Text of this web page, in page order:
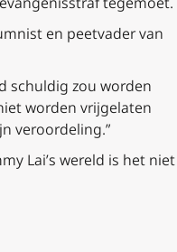
en peetvader van
schuldig zou worden
worden vrijgelaten
veroordeling.”
Lai’s wereld is het niet